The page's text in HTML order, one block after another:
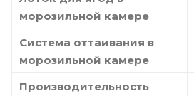
морозильной камере
Система оттаивания в
морозильной камере
Производительность